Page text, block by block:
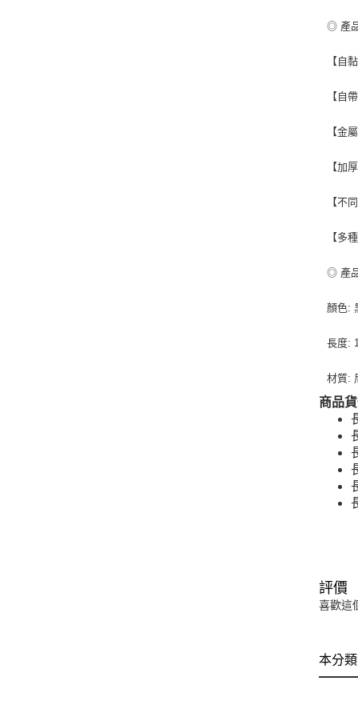
◎ 產
【自
【自
【金
【加
【不
【多
◎ 產
顏色:
長度:
材質:
商品
評價
喜歡這
本分